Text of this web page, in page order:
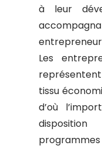
à leur
Les
tissu
d’où